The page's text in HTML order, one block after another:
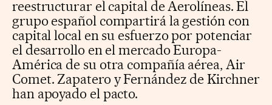
reestructurar el capital de Aerolíneas. El
grupo español compartirá la gestión con
capital local en su esfuerzo por potenciar
el desarrollo en el mercado Europa-
América de su otra compañía aérea, Air
Comet. Zapatero y Fernández de Kirchner
han apoyado el pacto.